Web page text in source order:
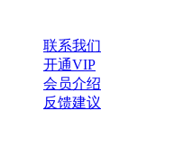
联系我们
开通VIP
会员介绍
反馈建议